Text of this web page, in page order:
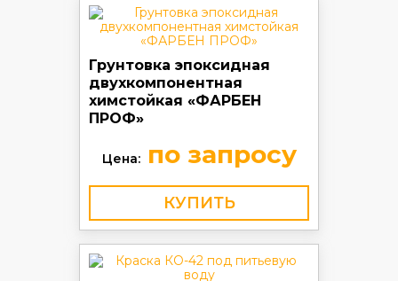
Грунтовка эпоксидная
двухкомпонентная
химстойкая «ФАРБЕН
ПРОФ»
Цена:по запросу
КУПИТЬ